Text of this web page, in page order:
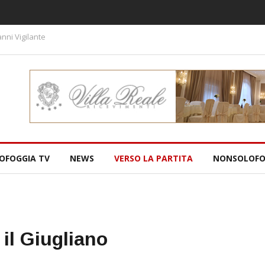
Vigilante
TV NEWS VERSO LA PARTITA
Giugliano